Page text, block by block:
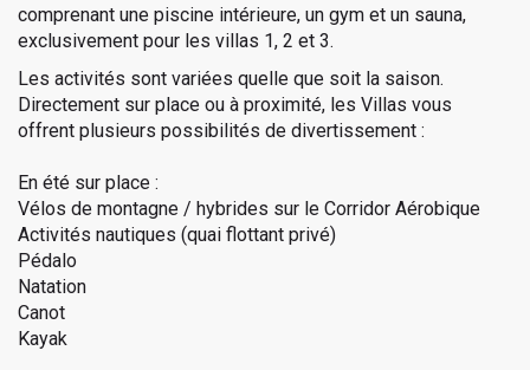
comprenant une piscine intérieure, un gym et un sauna,
exclusivement pour les villas 1, 2 et 3.
Les activités sont variées quelle que soit la saison.
Directement sur place ou à proximité, les Villas vous
offrent plusieurs possibilités de divertissement :
En été sur place :
Vélos de montagne / hybrides sur le Corridor Aérobique
Activités nautiques (quai flottant privé)
Pédalo
Natation
Canot
Kayak